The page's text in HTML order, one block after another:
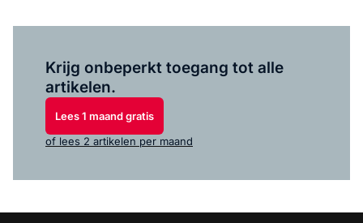
Krijg onbeperkt toegang tot alle
artikelen.
Lees 1 maand gratis
of lees 2 artikelen per maand